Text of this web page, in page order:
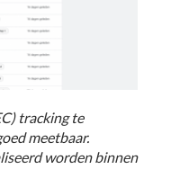
tracking te
meetbaar.
worden binnen